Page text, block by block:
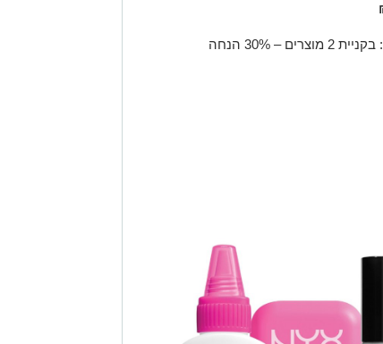
: בקניית 2 מוצרים – 30% הנחה